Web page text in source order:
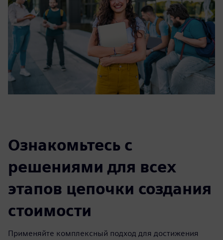
Ознакомьтесь с
решениями для всех
этапов цепочки создания
стоимости
Применяйте комплексный подход для достижения